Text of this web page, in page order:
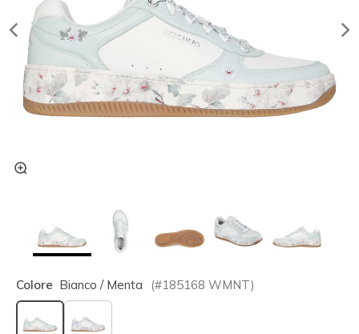
Colore Bianco / Menta (#185168 WMNT)